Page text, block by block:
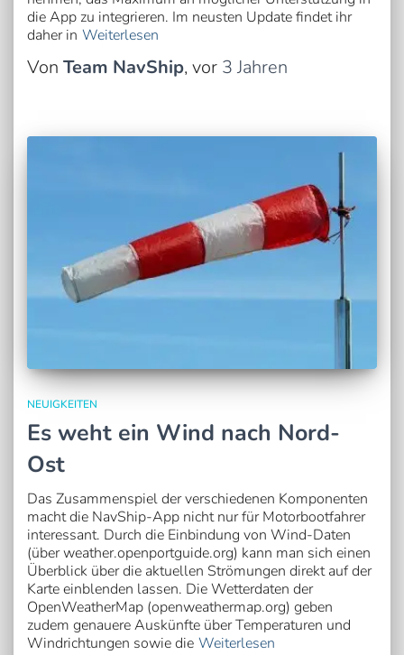
die App zu integrieren. Im neusten Update findet ihr
daher in Weiterlesen
Von Team NavShip, vor 3 Jahren
NEUIGKEITEN
Es weht ein Wind nach Nord-
Ost
Das Zusammenspiel der verschiedenen Komponenten
macht die NavShip-App nicht nur für Motorbootfahrer
interessant. Durch die Einbindung von Wind-Daten
(über weather.openportguide.org) kann man sich einen
Überblick über die aktuellen Strömungen direkt auf der
Karte einblenden lassen. Die Wetterdaten der
OpenWeatherMap (openweathermap.org) geben
zudem genauere Auskünfte über Temperaturen und
Windrichtungen sowie die Weiterlesen